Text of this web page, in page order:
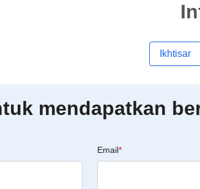
Ikhtisar
mendapatkan
Email*